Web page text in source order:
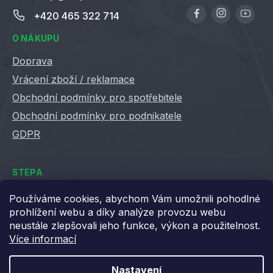
Používáme cookies, abychom Vám umožnili pohodlné
prohlížení webu a díky analýze provozu webu
neustále zlepšovali jeho funkce, výkon a použitelnost.
Více informací
Nastavení
+420 465 322 714
O NÁKUPU
Doprava
Vrácení zboží / reklamace
Obchodní podmínky pro spotřebitele
Obchodní podmínky pro podnikatele
GDPR
STEPA
Kontakty
Kariéra ve Stepě
Věrnostní slevy